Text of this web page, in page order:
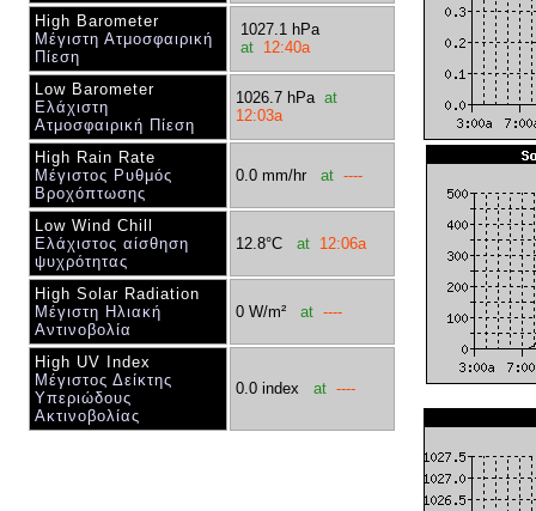
High Barometer
Μέγιστη Ατμοσφαιρική
Πίεση
1027.1 hPa
at 12:40a
Low Barometer
Ελάχιστη
Ατμοσφαιρική Πίεση
1026.7 hPaat
12:03a
High Rain Rate
Μέγιστος Ρυθμός
Βροχόπτωσης
0.0 mm/hr at ----
Low Wind Chill
Ελάχιστος αίσθηση
ψυχρότητας
12.8°C at 12:06a
High Solar Radiation
Μέγιστη Ηλιακή
Αντινοβολία
0 W/m² at ----
High UV Index
Μέγιστος Δείκτης
Υπεριώδους
Ακτινοβολίας
0.0 index at ----